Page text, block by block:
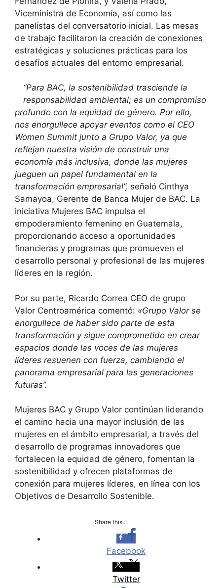
Viceministra de Economía, así como las
panelistas del conversatorio inicial. Las mesas
de trabajo facilitaron la creación de conexiones
estratégicas y soluciones prácticas para los
desafíos actuales del entorno empresarial.
“Para BAC, la sostenibilidad trasciende la
responsabilidad ambiental; es un compromiso
profundo con la equidad de género. Por ello,
nos enorgullece apoyar eventos como el CEO
Women Summit junto a Grupo Valor, ya que
reflejan nuestra visión de construir una
economía más inclusiva, donde las mujeres
jueguen un papel fundamental en la
transformación empresarial”, señaló Cinthya
Samayoa, Gerente de Banca Mujer de BAC. La
iniciativa Mujeres BAC impulsa el
empoderamiento femenino en Guatemala,
proporcionando acceso a oportunidades
financieras y programas que promueven el
desarrollo personal y profesional de las mujeres
líderes en la región.
Por su parte, Ricardo Correa CEO de grupo
Valor Centroamérica comentó: «Grupo Valor se
enorgullece de haber sido parte de esta
transformación y sigue comprometido en crear
espacios donde las voces de las mujeres
líderes resuenen con fuerza, cambiando el
panorama empresarial para las generaciones
futuras”.
Mujeres BAC y Grupo Valor continúan liderando
el camino hacia una mayor inclusión de las
mujeres en el ámbito empresarial, a través del
desarrollo de programas innovadores que
fortalecen la equidad de género, fomentan la
sostenibilidad y ofrecen plataformas de
conexión para mujeres líderes, en línea con los
Objetivos de Desarrollo Sostenible.
Share this...
Facebook
Twitter